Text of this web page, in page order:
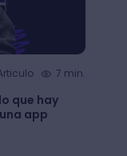
7 min.
que hay
app